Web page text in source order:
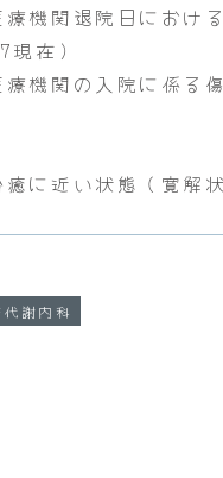
機関退院日におけ
在）
機関の入院に係る
近い状態（寛解
謝内科